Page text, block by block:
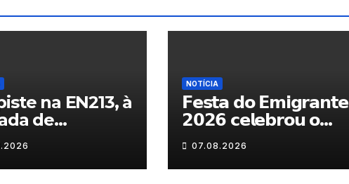
na EN213, à
de
NOTÍCIA
𝗙𝗲𝘀𝘁𝗮 𝗱𝗼 𝗘𝗺𝗶𝗴𝗿𝗮𝗻𝘁𝗲
𝟮𝟬𝟮𝟲 𝗰𝗲𝗹𝗲𝗯𝗿𝗼𝘂 𝗼
𝗿𝗲𝗲𝗻𝗰𝗼𝗻𝘁𝗿𝗼 𝗲 𝗼𝘀
𝗹𝗮𝗰̧𝗼𝘀 𝗾𝘂𝗲 𝘂𝗻𝗲𝗺
𝗠𝘂𝗿𝗰̧𝗮
07.08.2026